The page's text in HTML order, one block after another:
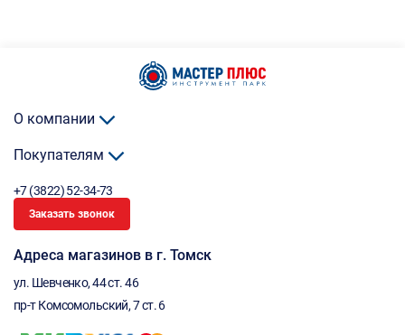
О компании
Покупателям
+7 (3822) 52-34-73
Заказать звонок
Адреса магазинов в г. Томск
ул. Шевченко, 44 ст. 46
пр-т Комсомольский, 7 ст. 6